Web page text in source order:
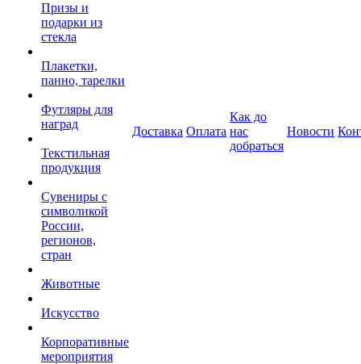
Призы и
подарки из
стекла
Плакетки,
панно, тарелки
Футляры для
наград
Текстильная
продукция
Сувениры с
символикой
России,
регионов,
стран
Животные
Искусство
Корпоративные
мероприятия
Доставка Оплата
Как до
нас
добраться
Новости